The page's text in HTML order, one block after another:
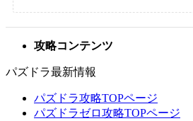
攻略コンテンツ
パズドラ最新情報
パズドラ攻略TOPページ
パズドラゼロ攻略TOPページ